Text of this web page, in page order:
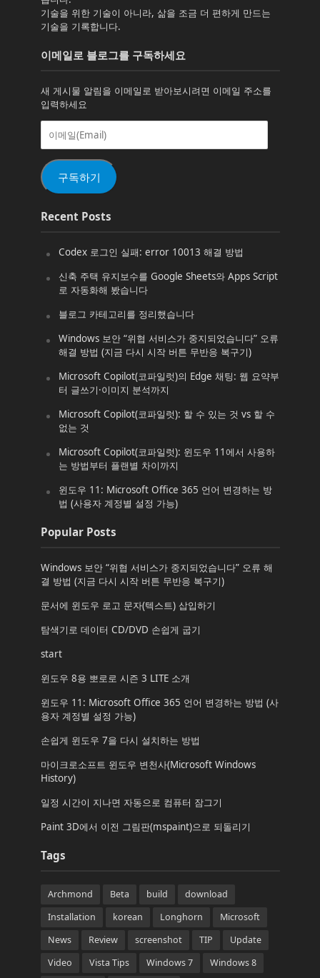
기술을 위한 기술이 아니라, 삶을 조금 더 편하게 만드는
기술을 기록합니다.
이메일로 블로그를 구독하세요
새 게시물 알림을 이메일로 받아보시려면 이메일 주소를
입력하세요
(Email)
구독하기
Recent Posts
Codex 로그인 실패: error 10013 해결 방법
신축 주택 유지보수를 Google Sheets와 Apps Script
로 자동화해 봤습니다
블로그 카테고리를 정리했습니다
Windows 보안 “위협 서비스가 중지되었습니다” 오류
해결 방법 (지금 다시 시작 버튼 무반응 복구기)
Microsoft Copilot(코파일럿)의 Edge 채팅: 웹 요약부
터 글쓰기·이미지 분석까지
Microsoft Copilot(코파일럿): 할 수 있는 것 vs 할 수
없는 것
Microsoft Copilot(코파일럿): 윈도우 11에서 사용하
는 방법부터 플랜별 차이까지
윈도우 11: Microsoft Office 365 언어 변경하는 방
법 (사용자 계정별 설정 가능)
Popular Posts
Windows 보안 “위협 서비스가 중지되었습니다” 오류 해
결 방법 (지금 다시 시작 버튼 무반응 복구기)
문서에 윈도우 로고 문자(텍스트) 삽입하기
탐색기로 데이터 CD/DVD 손쉽게 굽기
start
윈도우 8용 뽀로로 시즌 3 LITE 소개
윈도우 11: Microsoft Office 365 언어 변경하는 방법 (사
용자 계정별 설정 가능)
손쉽게 윈도우 7을 다시 설치하는 방법
마이크로소프트 윈도우 변천사(Microsoft Windows
History)
일정 시간이 지나면 자동으로 컴퓨터 잠그기
Paint 3D에서 이전 그림판(mspaint)으로 되돌리기
Tags
Archmond Beta build
download
Installation
korean Longhorn
Microsoft
News
Review screenshot TIP
Update
Video
Vista Tips Windows 7
Windows 8